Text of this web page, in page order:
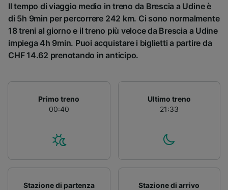
Il tempo di viaggio medio in treno da Brescia a Udine è
di 5h 9min per percorrere 242 km. Ci sono normalmente
18 treni al giorno e il treno più veloce da Brescia a Udine
impiega 4h 9min. Puoi acquistare i biglietti a partire da
CHF 14.62 prenotando in anticipo.
Primo treno
00:40
Ultimo treno
21:33
Stazione di partenza
Stazione di arrivo
Elenco dei partner (fornitori)